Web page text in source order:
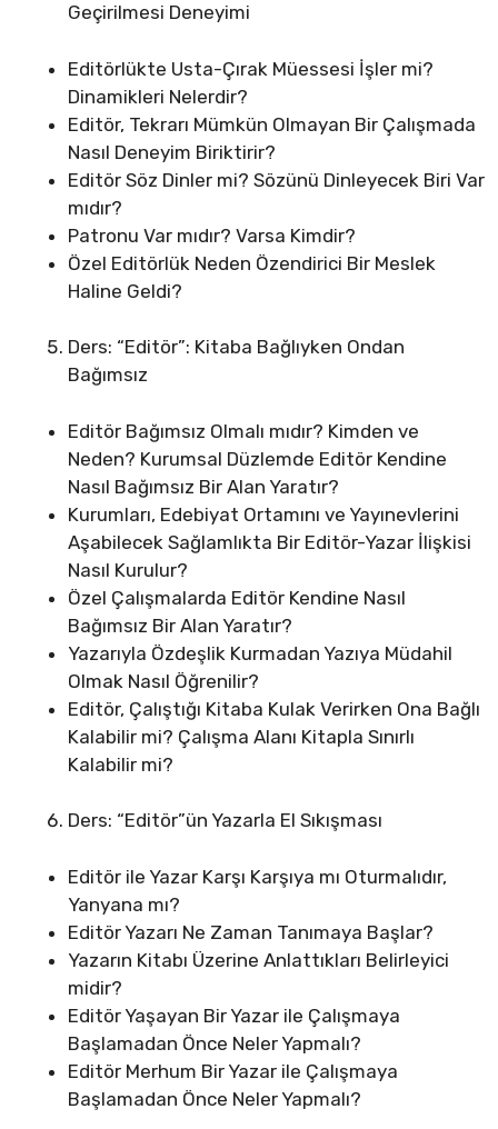
Geçirilmesi Deneyimi
Editörlükte Usta-Çırak Müessesi İşler mi?
Dinamikleri Nelerdir?
Editör, Tekrarı Mümkün Olmayan Bir Çalışmada
Nasıl Deneyim Biriktirir?
Editör Söz Dinler mi? Sözünü Dinleyecek Biri Var
mıdır?
Patronu Var mıdır? Varsa Kimdir?
Özel Editörlük Neden Özendirici Bir Meslek
Haline Geldi?
Ders: “Editör”: Kitaba Bağlıyken Ondan
Bağımsız
Editör Bağımsız Olmalı mıdır? Kimden ve
Neden? Kurumsal Düzlemde Editör Kendine
Nasıl Bağımsız Bir Alan Yaratır?
Kurumları, Edebiyat Ortamını ve Yayınevlerini
Aşabilecek Sağlamlıkta Bir Editör-Yazar İlişkisi
Nasıl Kurulur?
Özel Çalışmalarda Editör Kendine Nasıl
Bağımsız Bir Alan Yaratır?
Yazarıyla Özdeşlik Kurmadan Yazıya Müdahil
Olmak Nasıl Öğrenilir?
Editör, Çalıştığı Kitaba Kulak Verirken Ona Bağlı
Kalabilir mi? Çalışma Alanı Kitapla Sınırlı
Kalabilir mi?
Ders: “Editör”ün Yazarla El Sıkışması
Editör ile Yazar Karşı Karşıya mı Oturmalıdır,
Yanyana mı?
Editör Yazarı Ne Zaman Tanımaya Başlar?
Yazarın Kitabı Üzerine Anlattıkları Belirleyici
midir?
Editör Yaşayan Bir Yazar ile Çalışmaya
Başlamadan Önce Neler Yapmalı?
Editör Merhum Bir Yazar ile Çalışmaya
Başlamadan Önce Neler Yapmalı?